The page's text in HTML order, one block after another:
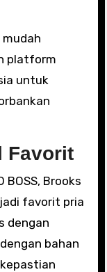
platform
untuk
Favorit
BOSS, Brooks
favorit pria
dengan
bahan